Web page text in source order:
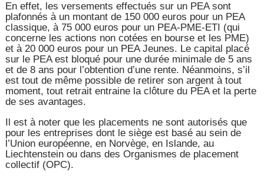
En effet, les versements effectués sur un PEA sont
plafonnés à un montant de 150 000 euros pour un PEA
classique, à 75 000 euros pour un PEA-PME-ETI (qui
concerne les actions non cotées en bourse et les PME)
et à 20 000 euros pour un PEA Jeunes. Le capital placé
sur le PEA est bloqué pour une durée minimale de 5 ans
et de 8 ans pour l’obtention d’une rente. Néanmoins, s’il
est tout de même possible de retirer son argent à tout
moment, tout retrait entraine la clôture du PEA et la perte
de ses avantages.
Il est à noter que les placements ne sont autorisés que
pour les entreprises dont le siège est basé au sein de
l’Union européenne, en Norvège, en Islande, au
Liechtenstein ou dans des Organismes de placement
collectif (OPC).